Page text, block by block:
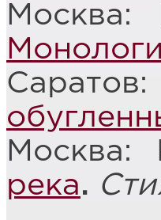
Монологи
Москва:
река.